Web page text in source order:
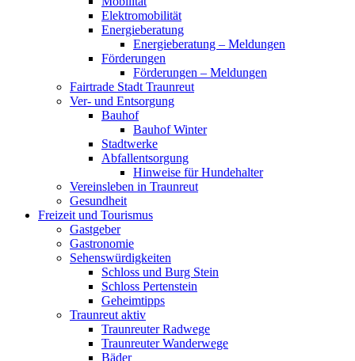
Elektromobilität
Energieberatung
Energieberatung – Meldungen
Förderungen
Förderungen – Meldungen
Fairtrade Stadt Traunreut
Ver- und Entsorgung
Bauhof
Bauhof Winter
Stadtwerke
Abfallentsorgung
Hinweise für Hundehalter
Vereinsleben in Traunreut
Gesundheit
Freizeit und Tourismus
Gastgeber
Gastronomie
Sehenswürdigkeiten
Schloss und Burg Stein
Schloss Pertenstein
Geheimtipps
Traunreut aktiv
Traunreuter Radwege
Traunreuter Wanderwege
Bäder